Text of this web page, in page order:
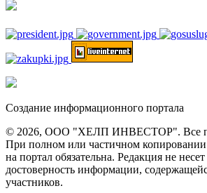
Создание информационного портала
© 2026, ООО "ХЕЛП ИНВЕСТОР". Все
При полном или частичном копировании
на портал обязательна. Редакция не
достоверность информации,
участников.